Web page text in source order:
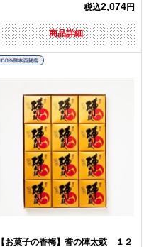
税込2,074円
商品詳細
【お菓子の香梅】誉の陣太鼓 １２